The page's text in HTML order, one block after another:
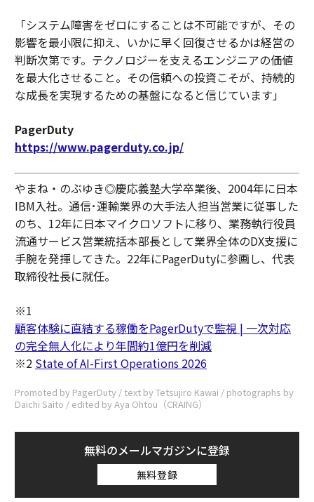
「システム障害をゼロにすることは不可能ですが、その
影響を最小限に抑え、いかに早く回復させるかは経営の
判断次第です。テクノロジーを支えるエンジニアの価値
を最大化させること。その信頼への投資こそが、持続的
な成長を実現するための基盤になると信じています」
PagerDuty
https://www.pagerduty.co.jp/
やまね・のぶゆき◎慶応義塾大学卒業後、2004年に日本
IBM入社。通信･運輸業界の大手法人担当営業に従事した
のち、12年に日本マイクロソフトに移り、業務執行役員
流通サービス営業統括本部長として業界全体のDX支援に
手腕を発揮してきた。22年にPagerDutyに参画し、代表
取締役社長に就任。
※1
顧客体験に直結する稼働をPagerDutyで監視 | 一次対応
の完全無人化により年間約1億円を削減
※2 State of AI-First Operations 2026
Promoted by PagerDuty / text by Tetsujiro Kawai / photographs by
Daichi Saito / edited by Aya Ohtou（CRAING）
無料のメールマガジンに登録
無料登録